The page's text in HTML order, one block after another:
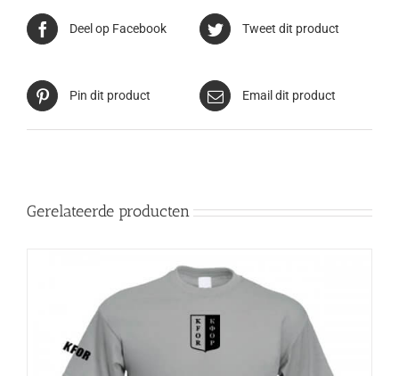
Deel op Facebook Tweet dit product
Pin dit product Email dit product
Gerelateerde producten